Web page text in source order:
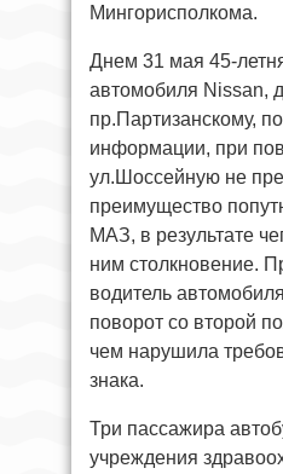
Мингорисполкома.
Днем 31 мая 45-
автомобиля Nissan,
пр.Партизанскому,
информации, при
ул.Шоссейную не
преимущество
МАЗ, в результате
ним столкновение.
водитель
поворот со второй
чем нарушила
знака.
Три пассажира
учреждения